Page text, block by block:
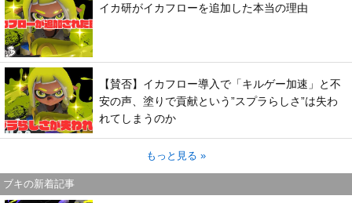
イカ研がイカフローを追加した本当の理由
【賛否】イカフロー導入で「キルゲー加速」と不
安の声、塗りで貢献という”スプラらしさ”は失わ
れてしまうのか
もっと見る »
ブキの新着記事